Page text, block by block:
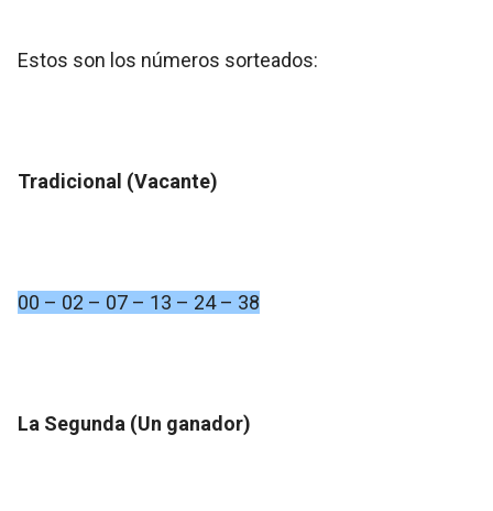
Estos son los números sorteados:
Tradicional (Vacante)
00 – 02 – 07 – 13 – 24 – 38
La Segunda (Un ganador)